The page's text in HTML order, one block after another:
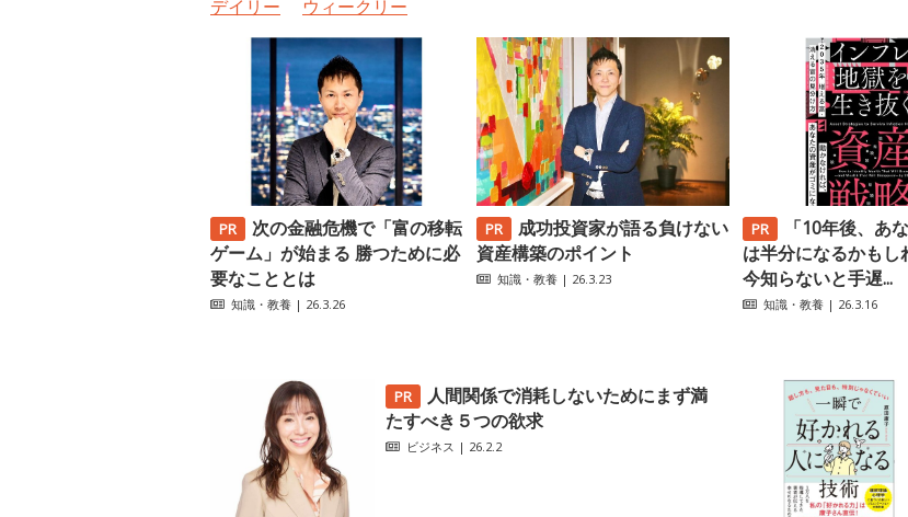
デイリー
ウィークリー
次の金融危機で「富の移転
ゲーム」が始まる 勝つために必
要なこととは
知識・教養 | 26.3.26
成功投資家が語る負けない
資産構築のポイント
知識・教養 | 26.3.23
「10年後、あ
は半分になるかも
今知らないと手遅...
知識・教養 | 26.3.16
人間関係で消耗しないためにまず満
たすべき５つの欲求
ビジネス | 26.2.2